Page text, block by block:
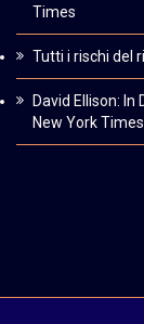
Times
Tutti i rischi del
David Ellison:
New York Times